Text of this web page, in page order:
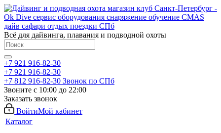
Всё для дайвинга, плавания и подводной охоты
+7 921 916-82-30
+7 921 916-82-30
+7 812 916-82-30 Звонок по СПб
Звоните с 10:00 до 22:00
Заказать звонок
ВойтиМой кабинет
Каталог